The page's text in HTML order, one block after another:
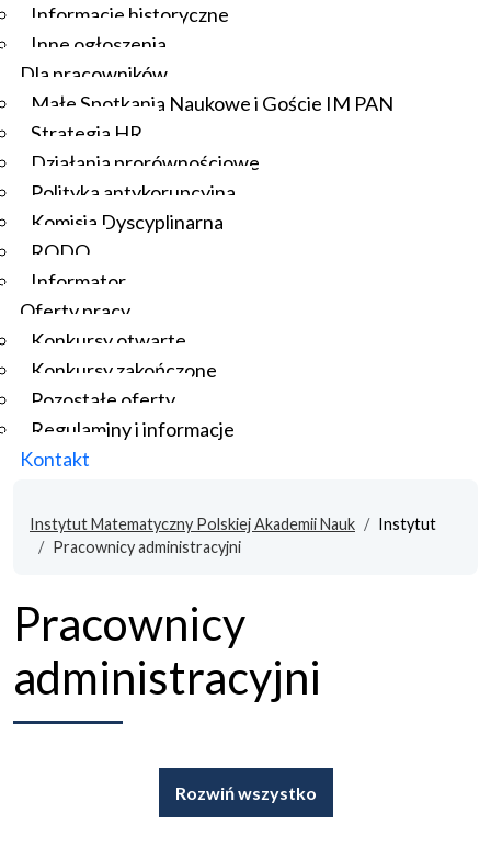
Informacje historyczne
Inne ogłoszenia
Dla pracowników
Małe Spotkania Naukowe i Goście IM PAN
Strategia HR
Działania prorównościowe
Polityka antykorupcyjna
Komisja Dyscyplinarna
RODO
Informator
Oferty pracy
Konkursy otwarte
Konkursy zakończone
Pozostałe oferty
Regulaminy i informacje
Kontakt
Instytut Matematyczny Polskiej Akademii Nauk
Instytut
Pracownicy administracyjni
Pracownicy
administracyjni
Rozwiń wszystko